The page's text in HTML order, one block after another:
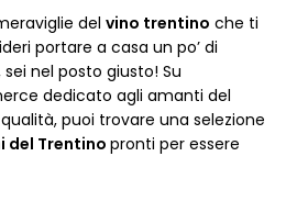
del vino trentino che ti
portare a casa un po’ di
nel posto giusto! Su
dedicato agli amanti del
puoi trovare una selezione
del Trentino pronti per essere